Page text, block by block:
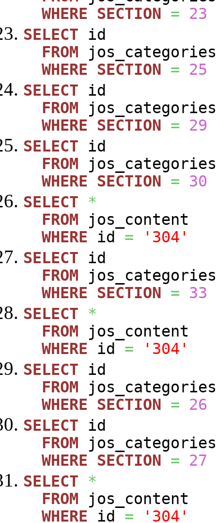
WHERE
SECTION =
23
SELECT id
FROM jos_categories
WHERE
SECTION =
25
SELECT id
FROM jos_categories
WHERE
SECTION =
29
SELECT id
FROM jos_categories
WHERE
SECTION =
30
SELECT
*
FROM jos_content
WHERE id =
'304'
SELECT id
FROM jos_categories
WHERE
SECTION =
33
SELECT
*
FROM jos_content
WHERE id =
'304'
SELECT id
FROM jos_categories
WHERE
SECTION =
26
SELECT id
FROM jos_categories
WHERE
SECTION =
27
SELECT
*
FROM jos_content
WHERE id =
'304'